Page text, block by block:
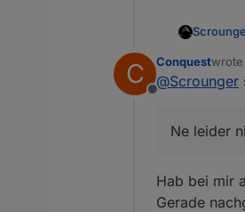
C
Offline
Conquestwrote
last
@Scrounger
Ne leider
Hab bei mir
Gerade